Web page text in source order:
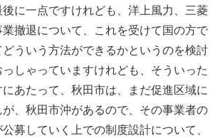
に一点ですけれども、洋上風力、三菱
撤退について、これを受けて国の方で
ういう方法ができるかというのを検討
しゃっていますけれども、そういった
あたって、秋田市は、まだ促進区域に
、秋田市沖があるので、その事業者の
募していく上での制度設計について、